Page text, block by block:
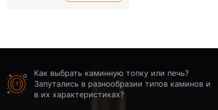
Как выбрать каминную топку или печь?
Запутались в разнообразии типов каминов и
в их характеристиках?